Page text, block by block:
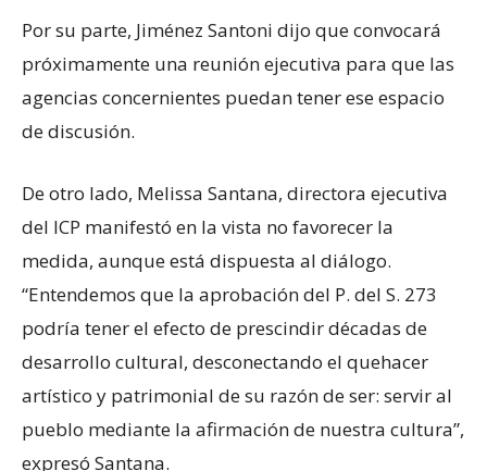
Por su parte, Jiménez Santoni dijo que convocará
próximamente una reunión ejecutiva para que las
agencias concernientes puedan tener ese espacio
de discusión.
De otro lado, Melissa Santana, directora ejecutiva
del ICP manifestó en la vista no favorecer la
medida, aunque está dispuesta al diálogo.
“Entendemos que la aprobación del P. del S. 273
podría tener el efecto de prescindir décadas de
desarrollo cultural, desconectando el quehacer
artístico y patrimonial de su razón de ser: servir al
pueblo mediante la afirmación de nuestra cultura”,
expresó Santana.